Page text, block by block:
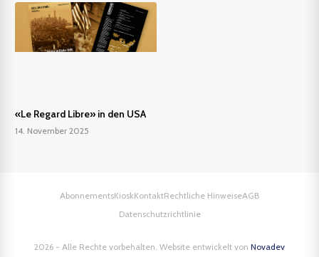
«Le Regard Libre» in den USA
14. November 2025
2026 - Alle Rechte vorbehalten. Website entwickelt von Novadev
AbonnementsKioskKontaktRechtliche HinweiseAGB
Datenschutzrichtlinie